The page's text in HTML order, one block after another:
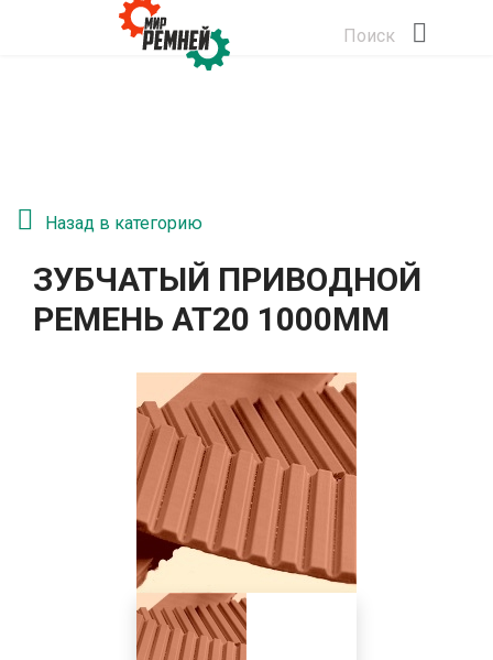
Поиск
Назад в категорию
ЗУБЧАТЫЙ ПРИВОДНОЙ
РЕМЕНЬ АТ20 1000ММ